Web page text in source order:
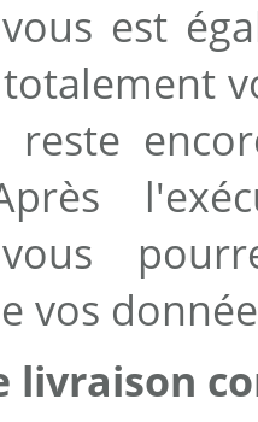
est
vous
vos
livraison